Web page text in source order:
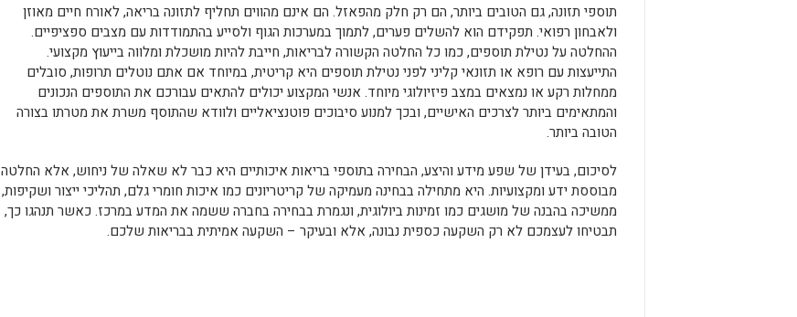
תוספי תזונה, גם הטובים ביותר, הם רק חלק מהפאזל. הם אינם מהווים תחליף לתזונה בריאה, לאורח חיים מאוזן
ולאבחון רפואי. תפקידם הוא להשלים פערים, לתמוך במערכות הגוף ולסייע בהתמודדות עם מצבים ספציפיים.
ההחלטה על נטילת תוספים, כמו כל החלטה הקשורה לבריאות, חייבת להיות מושכלת ומלווה בייעוץ מקצועי.
התייעצות עם רופא או תזונאי קליני לפני נטילת תוספים היא קריטית, במיוחד אם אתם נוטלים תרופות, סובלים
ממחלות רקע או נמצאים במצב פיזיולוגי מיוחד. אנשי המקצוע יכולים להתאים עבורכם את התוספים הנכונים
והמתאימים ביותר לצרכים האישיים, ובכך למנוע סיבוכים פוטנציאליים ולוודא שהתוסף משרת את מטרתו בצורה
הטובה ביותר.
לסיכום, בעידן של שפע מידע והיצע, הבחירה בתוספי בריאות איכותיים היא כבר לא שאלה של ניחוש, אלא החלטה
מבוססת ידע ומקצועיות. היא מתחילה בבחינה מעמיקה של קריטריונים כמו איכות חומרי גלם, תהליכי ייצור ושקיפות,
ממשיכה בהבנה של מושגים כמו זמינות ביולוגית, ונגמרת בבחירה בחברה ששמה את המדע במרכז. כאשר תנהגו כך,
תבטיחו לעצמכם לא רק השקעה כספית נבונה, אלא ובעיקר – השקעה אמיתית בבריאות שלכם.